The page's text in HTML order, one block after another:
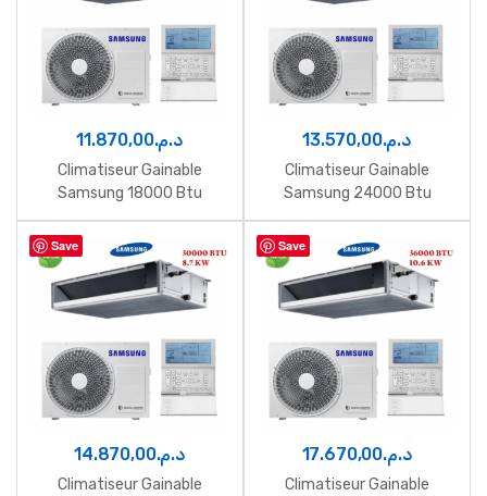
د.م.11.870,00
Climatiseur Gainable
Samsung 18000 Btu
Inverter 5.3 Kw
د.م.13.570,00
Climatiseur Gainable
Samsung 24000 Btu
Inverter 7 Kw
Save
د.م.14.870,00
Climatiseur Gainable
Save
د.م.17.670,00
Climatiseur Gainable